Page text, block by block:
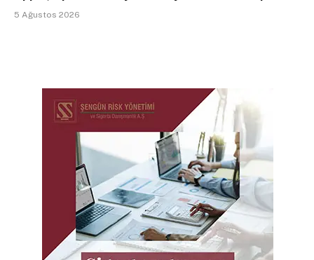
5 Ağustos 2026